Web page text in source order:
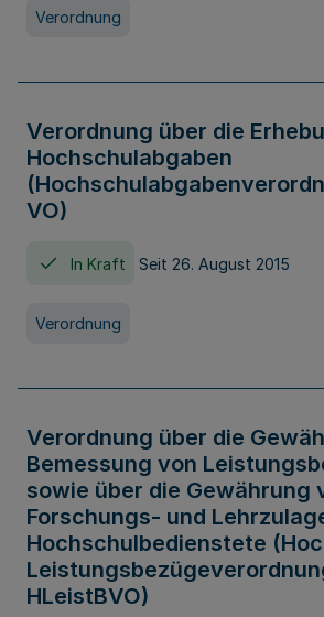
Verordnung
Verordnung über die
Hochschulabgaben
VO)
In Kraft Seit 26. August 2015
Verordnung
Verordnung über die
Bemessung von
sowie über die Gewährung
Forschungs- und
Hochschulbedienstete
HLeistBVO)